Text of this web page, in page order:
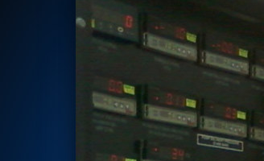
Bomb Shell Hydraulic Pressure Testing
Bomb Shell Hydraulic Pressure Testing
Universal Hydraulic Test Rig
Hydraulic Control Valve Test Bench
Oxygen Charging And Distribution Vehicle
Nitrogen Generating Storage and
Dynamic Snubber Shock Arrestor Test
Rotor Dynamics Test Facility
Starter Generator Test Rig
Computerized Control Universal Brake